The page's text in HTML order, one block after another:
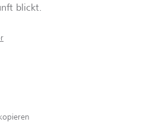
blickt.